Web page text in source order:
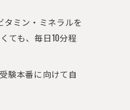
ミン・ミネラルを
ても、毎日10分程
験本番に向けて自